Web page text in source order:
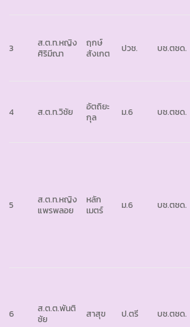
3
ส.ต.ท.หญิง
ศิริมีณา
ฤกษ์
สังเกต
ปวช. บช.ตชด.
4 ส.ต.ท.วิชัย
อัตถิยะ
กุล
ม.6 บช.ตชด.
5
ส.ต.ท.หญิง
แพรพลอย
หลัก
เมตร์
ม.6 บช.ตชด.
6
ส.ต.ต.พันติ
ชัย
สาสุข ป.ตรี บช.ตชด.